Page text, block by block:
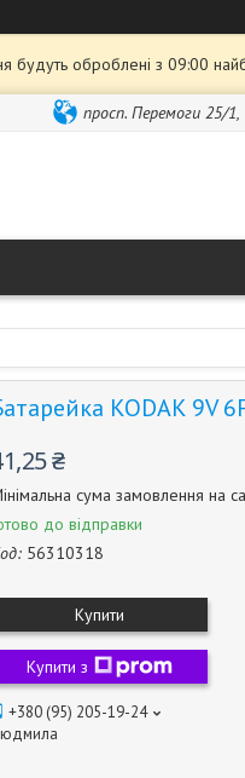
будуть оброблені з 09:00
просп. Перемоги 25/1,
KODAK 9V
₴
сума замовлення на
до відправки
56310318
Купити
Купити з
+380 (95) 205-19-24